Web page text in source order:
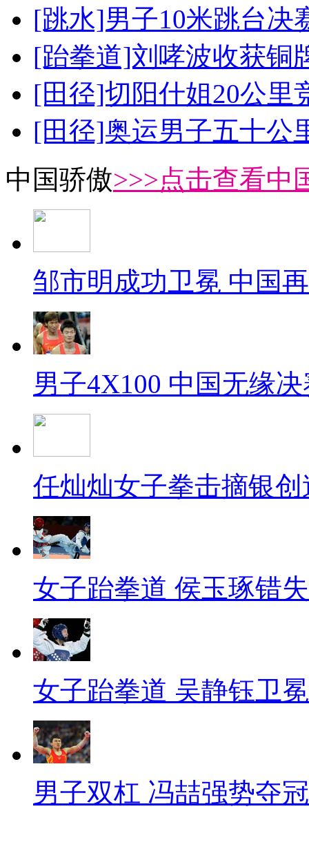
[跳水]男子10米跳台决
[跆拳道]刘哮波收获铜
[田径]切阳什姐20公里
[田径]奥运男子五十公
中国骄傲>>>点击查看中
邹市明成功卫冕 中国
男子4X100 中国无缘
任灿灿女子拳击摘银
女子跆拳道 侯玉琢错
女子跆拳道 吴静钰卫冕
男子双杠 冯喆强势夺冠